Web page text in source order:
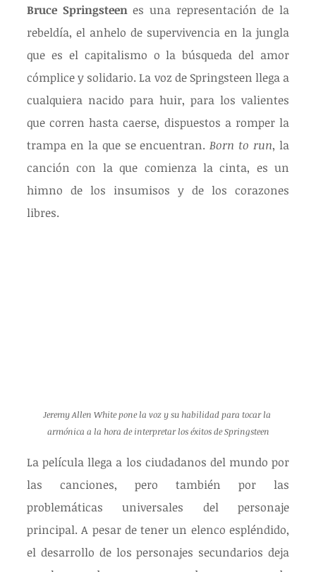
Bruce Springsteen es una representación de la
rebeldía, el anhelo de supervivencia en la jungla
que es el capitalismo o la búsqueda del amor
cómplice y solidario. La voz de Springsteen llega a
cualquiera nacido para huir, para los valientes
que corren hasta caerse, dispuestos a romper la
trampa en la que se encuentran. Born to run, la
canción con la que comienza la cinta, es un
himno de los insumisos y de los corazones
libres.
Jeremy Allen White pone la voz y su habilidad para tocar la
armónica a la hora de interpretar los éxitos de Springsteen
La película llega a los ciudadanos del mundo por
las canciones, pero también por las
problemáticas universales del personaje
principal. A pesar de tener un elenco espléndido,
el desarrollo de los personajes secundarios deja